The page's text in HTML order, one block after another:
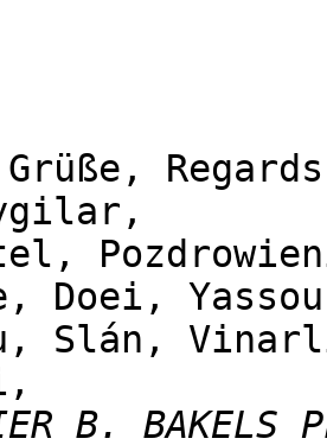
Doei,
Slán,